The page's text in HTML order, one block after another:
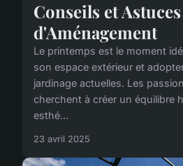
Conseils et Astuces
d'Aménagement
Le printemps est le moment
son espace extérieur et
jardinage actuelles. Les
cherchent à créer un équilibre
esthé...
23 avril 2025